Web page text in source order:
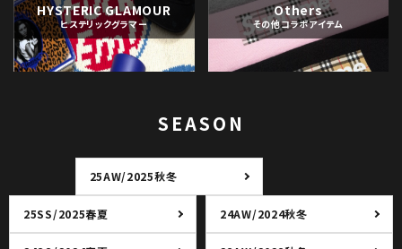
HYSTERIC GLAMOUR
ヒステリックグラマー
Others
その他コラボアイテム
SEASON
25AW/2025秋冬
25SS/2025春夏 24AW/2024秋冬